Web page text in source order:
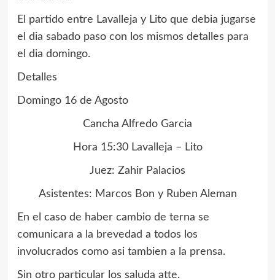
El partido entre Lavalleja y Lito que debia jugarse
el dia sabado paso con los mismos detalles para
el dia domingo.
Detalles
Domingo 16 de Agosto
Cancha Alfredo Garcia
Hora 15:30 Lavalleja – Lito
Juez: Zahir Palacios
Asistentes: Marcos Bon y Ruben Aleman
En el caso de haber cambio de terna se
comunicara a la brevedad a todos los
involucrados como asi tambien a la prensa.
Sin otro particular los saluda atte.